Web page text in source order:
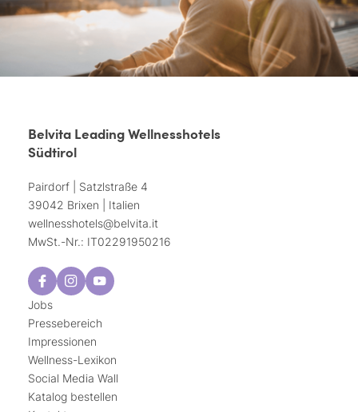
Belvita Leading Wellnesshotels
Südtirol
Pairdorf | Satzlstraße 4
39042 Brixen | Italien
wellnesshotels@belvita.it
MwSt.-Nr.: IT02291950216
Jobs
Pressebereich
Impressionen
Wellness-Lexikon
Social Media Wall
Katalog bestellen